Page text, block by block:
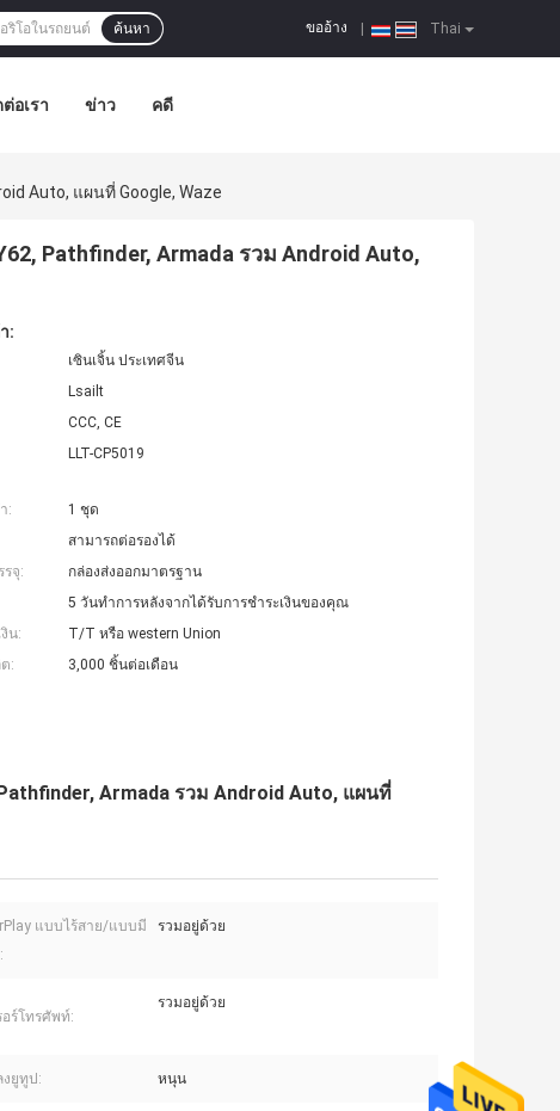
Thai
ขออ้าง
ค้นหา
อเรา ข่าว คดี
Auto, แผนที่ Google, Waze
Pathfinder, Armada รวม Android Auto,
:
เซินเจิ้น ประเทศจีน
Lsailt
CCC, CE
LLT-CP5019
:
1 ชุด
สามารถต่อรองได้
รจุ:
กล่องส่งออกมาตรฐาน
5 วันทำการหลังจากได้รับการชำระเงินของคุณ
น:
T/T หรือ western Union
:
3,000 ชิ้นต่อเดือน
Armada รวม Android Auto, แผนที่
แบบไร้สาย/แบบมี
รวมอยู่ด้วย
อร์โทรศัพท์:
รวมอยู่ด้วย
งยูทูป: หนุน